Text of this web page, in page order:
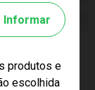
Informar
produtos e
escolhida